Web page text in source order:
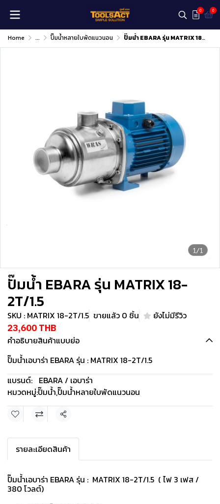
0 0
Home ... ปั๊มน้ำหลายใบพัดแนวนอน ปั๊มน้ำ EBARA รุ่น MATRIX 18-2T/1.5
1/1
ปั๊มน้ำ EBARA รุ่น MATRIX 18-
2T/1.5
SKU : MATRIX 18-2T/1.5 ขายแล้ว 0 ชิ้น ยังไม่มีรีวิว
23,600 THB
คำอธิบายสินค้าแบบย่อ
ปั๊มน้ำเอบาร่า EBARA รุ่น : MATRIX 18-2T/1.5
แบรนด์: EBARA / เอบาร่า
หมวดหมู่:ปั๊มน้ำ,ปั๊มน้ำหลายใบพัดแนวนอน
แชร์
รายละเอียดสินค้า
ปั๊มน้ำเอบาร่า EBARA รุ่น : MATRIX 18-2T/1.5 ( ไฟ 3 เฟส /
380 โวลต์)